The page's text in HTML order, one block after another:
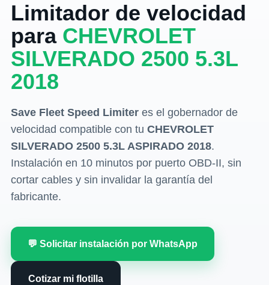
Limitador de velocidad
para CHEVROLET
SILVERADO 2500 5.3L
2018
Save Fleet Speed Limiteres el gobernador de
velocidad compatible con tu CHEVROLET
SILVERADO 2500 5.3L ASPIRADO 2018.
Instalación en 10 minutos por puerto OBD-II, sin
cortar cables y sin invalidar la garantía del
fabricante.
💬 Solicitar instalación por WhatsApp
Cotizar mi flotilla